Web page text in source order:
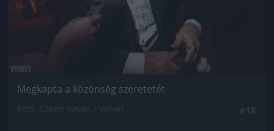
Megkapta a közönség szeretetét